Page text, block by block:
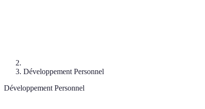
Développement Personnel
Développement Personnel